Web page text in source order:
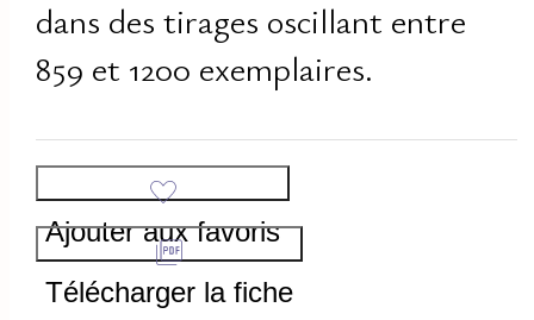
dans des tirages oscillant entre
859 et 1200 exemplaires.
Ajouter aux favoris
Télécharger la fiche